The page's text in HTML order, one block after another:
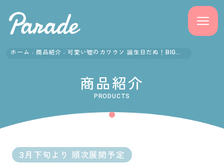
よくある質問
会社概要
ホーム 商品紹介 可愛い嘘のカワウソ 誕生日だぬ！BIGぬいぐるみ
商品紹介
PRODUCTS
3月下旬より 順次展開予定